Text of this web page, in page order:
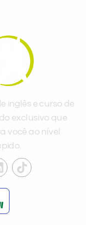
inglês e curso de
exclusivo que
você ao nível